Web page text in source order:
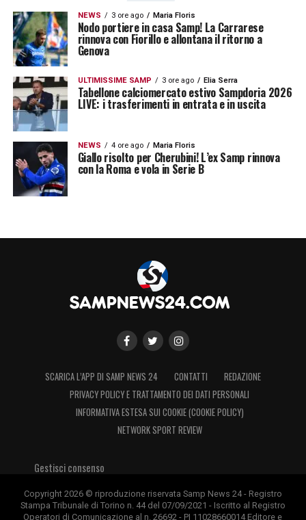
U
n post condiviso da NZS – FA Slovenia (@nzs_si)
Calciomercato Sampdoria LIVE: le novità
su Hadzikadunic, Martinelli e il prossimo
tecnico
NEWS 3 ore ago Maria Floris
Nodo portiere in casa Samp! La Carrarese
rinnova con Fiorillo e allontana il ritorno a
Genova
ULTIMISSIME SAMP 3 ore ago Elia Serra
Tabellone calciomercato estivo Sampdoria 2026
LIVE: i trasferimenti in entrata e in uscita
NEWS 4 ore ago Maria Floris
Giallo risolto per Cherubini! L’ex Samp rinnova
con la Roma e vola in Serie B
SCARICA L’APP DI SAMP NEWS 24 CONTATTI
REDAZIONE
PRIVACY POLICY E TRATTAMENTO DEI DATI PERSONALI
INFORMATIVA ESTESA SUI COOKIE (COOKIE POLICY)
NETWORK SPORT REVIEW
Gestisci consenso
Copyright 2026 © riproduzione riservata Samp News 24 - Registro
Stampa Tribunale di Torino n. 44 del 07/09/2021 - Iscritto al Registro
Operatori di Comunicazione al n. 26692 - PI 11028660014 Editore e